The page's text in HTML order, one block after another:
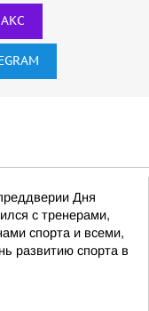
Дня
с тренерами,
спорта и всеми,
развитию спорта в